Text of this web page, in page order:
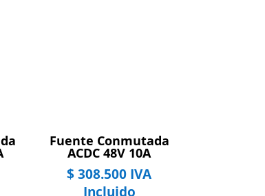
Fuente Conmutada
ACDC 48V 10A
$308.500 IVA
Incluido